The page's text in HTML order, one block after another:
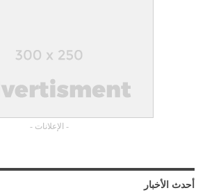
- الإعلانات -
أحدث الأخبار